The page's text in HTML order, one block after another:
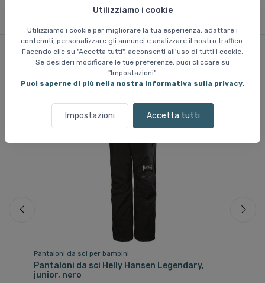
Utilizziamo i cookie
Utilizziamo i cookie per migliorare la tua esperienza, adattare i
contenuti, personalizzare gli annunci e analizzare il nostro traffico.
Facendo clic su "Accetta tutti", acconsenti all'uso di tutti i cookie.
Se desideri modificare le tue preferenze, puoi cliccare su
"Impostazioni".
Puoi saperne di più nella nostra informativa sulla privacy.
Impostazioni Accetta tutti
Prodotti simili
Risparmia 44 %
Pantaloni da sci per bambini
Pantaloni da sci Helly Hansen Legendary,
junior, nero